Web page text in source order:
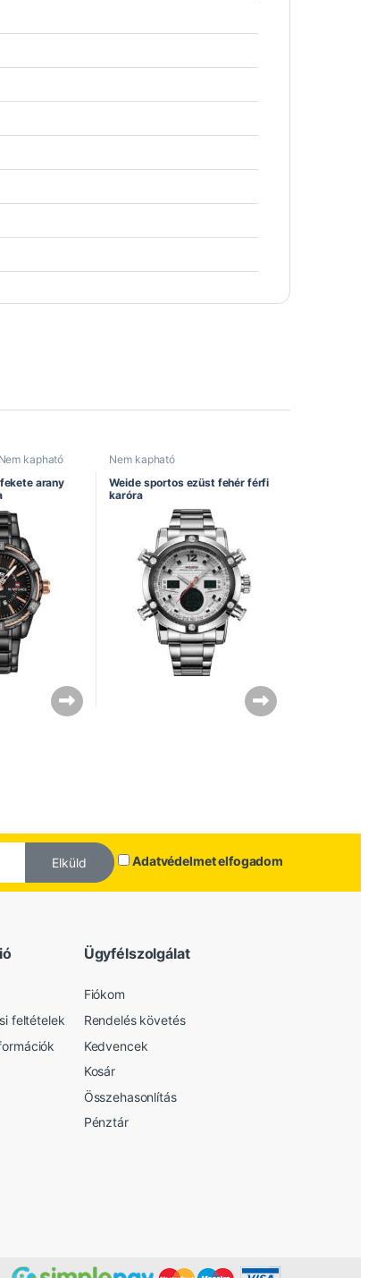
Nem kapható
arany
Nem kapható
Weide sportos ezüst fehér férfi
karóra
Elküld Adatvédelmet elfogadom
feltételek
Ügyfélszolgálat
Fiókom
Rendelés követés
Kedvencek
Kosár
Összehasonlítás
Pénztár